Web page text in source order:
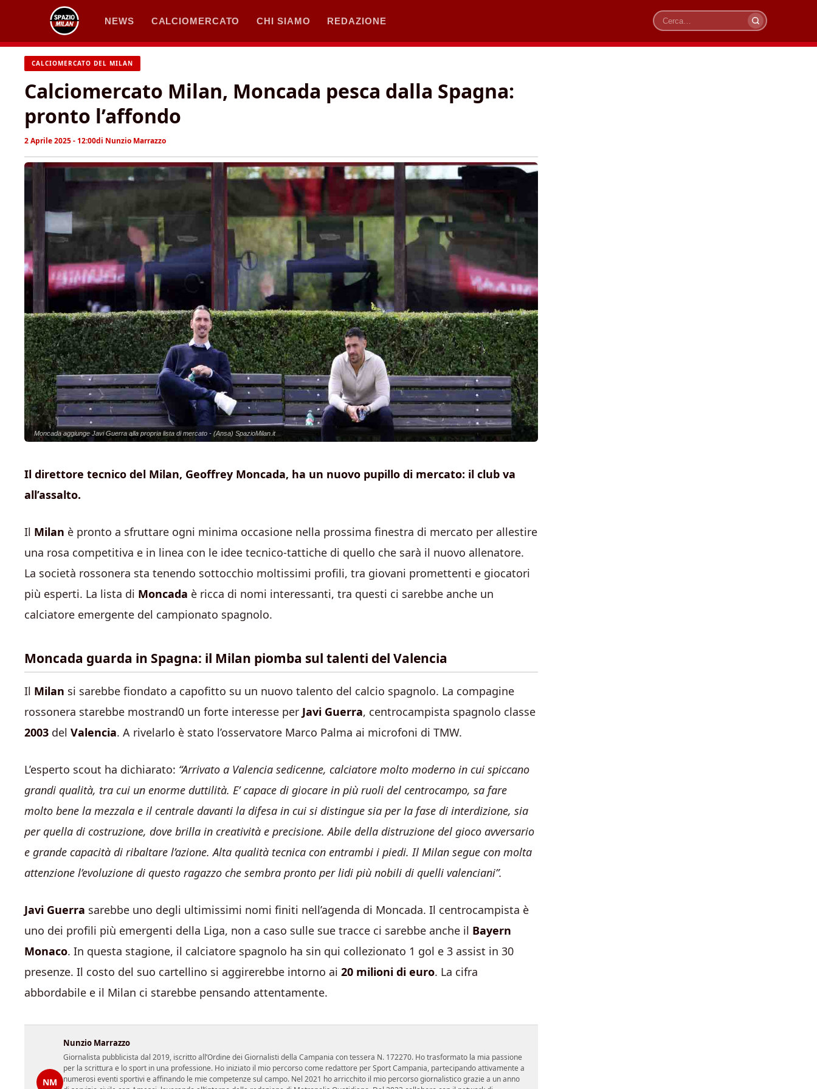
contenuto
NEWS CALCIOMERCATO CHI SIAMO REDAZIONE
Cerca
CALCIOMERCATO DEL MILAN
Calciomercato Milan, Moncada pesca dalla Spagna:
pronto l’affondo
2 Aprile 2025 - 12:00di Nunzio Marrazzo
Moncada aggiunge Javi Guerra alla propria lista di mercato - (Ansa) SpazioMilan.it
Il direttore tecnico del Milan, Geoffrey Moncada, ha un nuovo pupillo di mercato: il club va
all’assalto.
Il Milan è pronto a sfruttare ogni minima occasione nella prossima finestra di mercato per allestire
una rosa competitiva e in linea con le idee tecnico-tattiche di quello che sarà il nuovo allenatore.
La società rossonera sta tenendo sottocchio moltissimi profili, tra giovani promettenti e giocatori
più esperti. La lista di Moncada è ricca di nomi interessanti, tra questi ci sarebbe anche un
calciatore emergente del campionato spagnolo.
Moncada guarda in Spagna: il Milan piomba sul talenti del Valencia
Il Milan si sarebbe fiondato a capofitto su un nuovo talento del calcio spagnolo. La compagine
rossonera starebbe mostrand0 un forte interesse per Javi Guerra, centrocampista spagnolo classe
2003 del Valencia. A rivelarlo è stato l’osservatore Marco Palma ai microfoni di TMW.
L’esperto scout ha dichiarato: “Arrivato a Valencia sedicenne, calciatore molto moderno in cui spiccano
grandi qualità, tra cui un enorme duttilità. E’ capace di giocare in più ruoli del centrocampo, sa fare
molto bene la mezzala e il centrale davanti la difesa in cui si distingue sia per la fase di interdizione, sia
per quella di costruzione, dove brilla in creatività e precisione. Abile della distruzione del gioco avversario
e grande capacità di ribaltare l’azione. Alta qualità tecnica con entrambi i piedi. Il Milan segue con molta
attenzione l’evoluzione di questo ragazzo che sembra pronto per lidi più nobili di quelli valenciani”.
Javi Guerra sarebbe uno degli ultimissimi nomi finiti nell’agenda di Moncada. Il centrocampista è
uno dei profili più emergenti della Liga, non a caso sulle sue tracce ci sarebbe anche il Bayern
Monaco. In questa stagione, il calciatore spagnolo ha sin qui collezionato 1 gol e 3 assist in 30
presenze. Il costo del suo cartellino si aggirerebbe intorno ai 20 milioni di euro. La cifra
abbordabile e il Milan ci starebbe pensando attentamente.
NM
Nunzio Marrazzo
Giornalista pubblicista dal 2019, iscritto all’Ordine dei Giornalisti della Campania con tessera N. 172270. Ho trasformato la mia passione
per la scrittura e lo sport in una professione. Ho iniziato il mio percorso come redattore per Sport Campania, partecipando attivamente a
numerosi eventi sportivi e affinando le mie competenze sul campo. Nel 2021 ho arricchito il mio percorso giornalistico grazie a un anno